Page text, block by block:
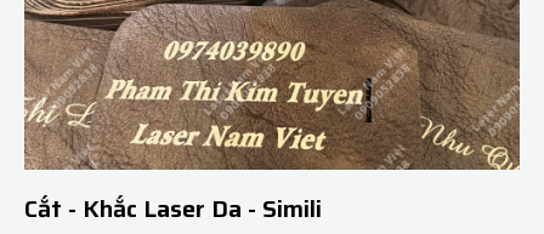
Cắt - Khắc Laser Da - Simili